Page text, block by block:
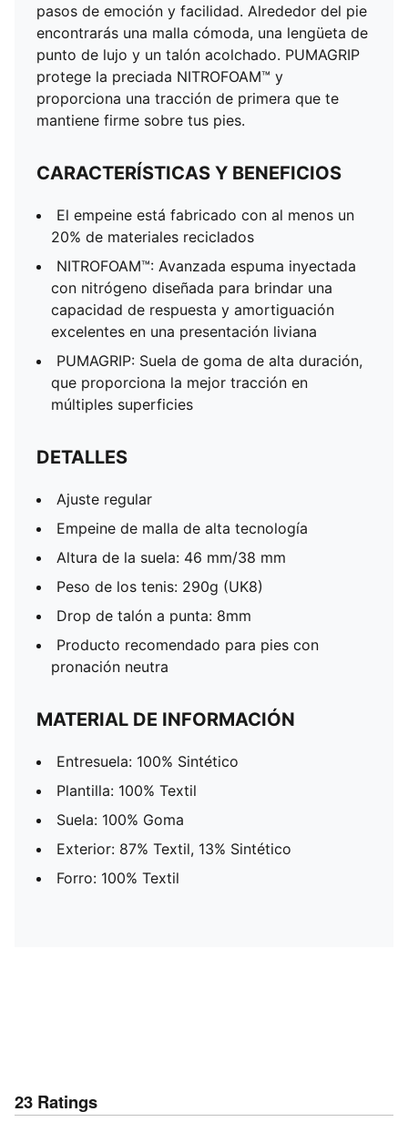
pasos de emoción y facilidad. Alrededor del pie
encontrarás una malla cómoda, una lengüeta de
punto de lujo y un talón acolchado. PUMAGRIP
protege la preciada NITROFOAM™ y
proporciona una tracción de primera que te
mantiene firme sobre tus pies.
CARACTERÍSTICAS Y BENEFICIOS
El empeine está fabricado con al menos un
20% de materiales reciclados
NITROFOAM™: Avanzada espuma inyectada
con nitrógeno diseñada para brindar una
capacidad de respuesta y amortiguación
excelentes en una presentación liviana
PUMAGRIP: Suela de goma de alta duración,
que proporciona la mejor tracción en
múltiples superficies​​
DETALLES
Ajuste regular
Empeine de malla de alta tecnología
Altura de la suela: 46 mm/38 mm
Peso de los tenis: 290g (UK8)
Drop de talón a punta: 8mm
Producto recomendado para pies con
pronación neutra
MATERIAL DE INFORMACIÓN
Entresuela: 100% Sintético
Plantilla: 100% Textil
Suela: 100% Goma
Exterior: 87% Textil, 13% Sintético
Forro: 100% Textil
23 Ratings